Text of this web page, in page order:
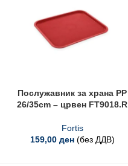
Послужавник за храна PP
26/35cm – црвен FT9018.R
Fortis
159,00 ден (без ДДВ)